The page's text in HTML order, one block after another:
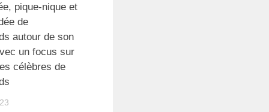
pique-nique et
de
autour de son
un focus sur
célèbres de